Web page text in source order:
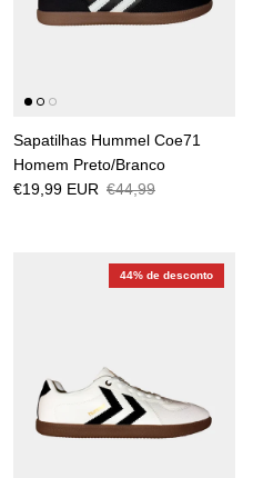
Sapatilhas Hummel Coe71
Homem Preto/Branco
€19,99 EUR €44,99
44% de desconto